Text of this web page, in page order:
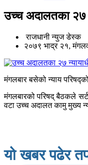
उच्च अदालतका २७
राजधानी न्युज डेस्क
२०७९ भाद्र २१,
मंगलबार बसेको न्याय
मंगलबारको परिषद् बैठकले
वटा उच्च अदालत कामु मुख्य
यो खबर पढेर